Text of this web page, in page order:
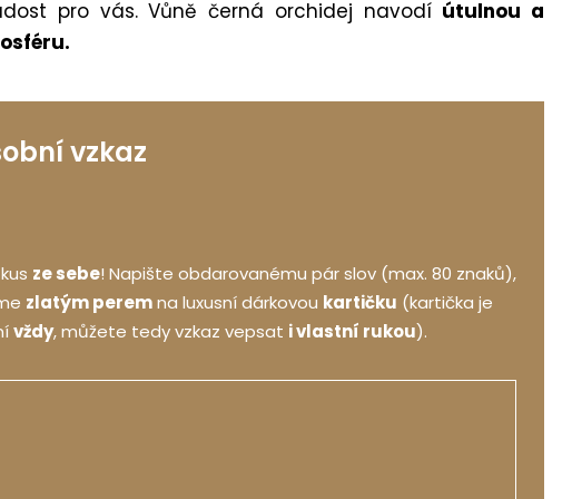
pro vás. Vůně černá orchidej navodí útulnou a
vzkaz
ze sebe! Napište obdarovanému pár slov (max. 80 znaků),
zlatým peremna luxusní dárkovou kartičku (kartička je
vždy, můžete tedy vzkaz vepsat i vlastní rukou).